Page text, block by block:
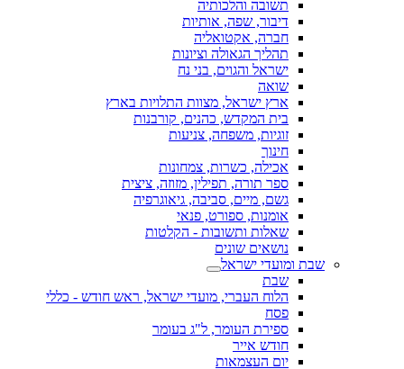
תשובה והלכותיה
דיבור, שפה, אותיות
חברה, אקטואליה
תהליך הגאולה וציונות
ישראל והגוים, בני נח
שואה
ארץ ישראל, מצוות התלויות בארץ
בית המקדש, כהנים, קורבנות
זוגיות, משפחה, צניעות
חינוך
אכילה, כשרות, צמחונות
ספר תורה, תפילין, מזוזה, ציצית
גשם, מיים, סביבה, גיאוגרפיה
אומנות, ספורט, פנאי
שאלות ותשובות - הקלטות
נושאים שונים
שבת ומועדי ישראל
שבת
הלוח העברי, מועדי ישראל, ראש חודש - כללי
פסח
ספירת העומר, ל"ג בעומר
חודש אייר
יום העצמאות